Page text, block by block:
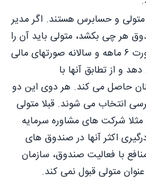
و حسابرس هستند. اگر مدیر
هر چی بکشد، متولی باید آن را
تأیید کند. حسابرس هم به صورت ۶ ماهه و سالانه صورتهای مالی
و از تطابق آنها با
حاصل می کند. هر دوی این دو
انتخاب می شوند. قبلا متولی
مثلا شرکت های مشاوره سرمایه
اکثر آنها در صندوق های
با فعالیت صندوق، سازمان
متولی قبول نمی کند.